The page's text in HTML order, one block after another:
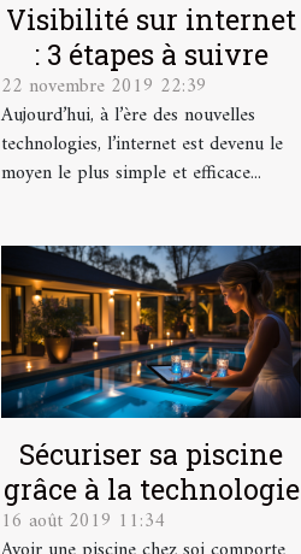
Visibilité sur internet
: 3 étapes à suivre
22 novembre 2019 22:39
Aujourd’hui, à l’ère des nouvelles
technologies, l’internet est devenu le
moyen le plus simple et efficace...
Sécuriser sa piscine
grâce à la technologie
16 août 2019 11:34